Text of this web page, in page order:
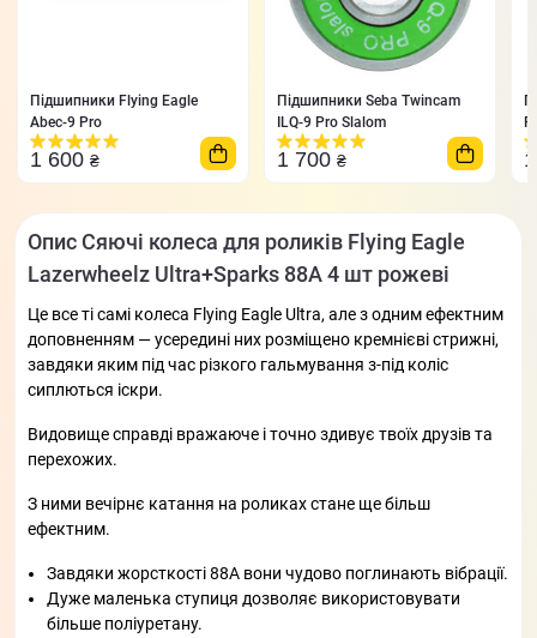
Підшипники Flying Eagle
Abec-9 Pro
1 600 ₴
Підшипники Seba Twincam
ILQ-9 Pro Slalom
1 700 ₴
Опис Сяючі колеса для роликів Flying Eagle
Lazerwheelz Ultra+Sparks 88A 4 шт рожеві
Це все ті самі колеса Flying Eagle Ultra, але з одним ефектним
доповненням — усередині них розміщено кремнієві стрижні,
завдяки яким під час різкого гальмування з-під коліс
сиплються іскри.
Видовище справді вражаюче і точно здивує твоїх друзів та
перехожих.
З ними вечірнє катання на роликах стане ще більш
ефектним.
Завдяки жорсткості 88A вони чудово поглинають вібрації.
Дуже маленька ступиця дозволяє використовувати
більше поліуретану.